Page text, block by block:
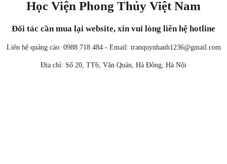
Học Viện Phong Thủy Việt Nam
Đối tác cần mua lại website, xin vui lòng liên hệ hotline
Liên hệ quảng cáo: 0988 718 484 - Email: tranquynhanh1236@gmail.com
Địa chỉ: Số 20, TT6, Văn Quán, Hà Đông, Hà Nội